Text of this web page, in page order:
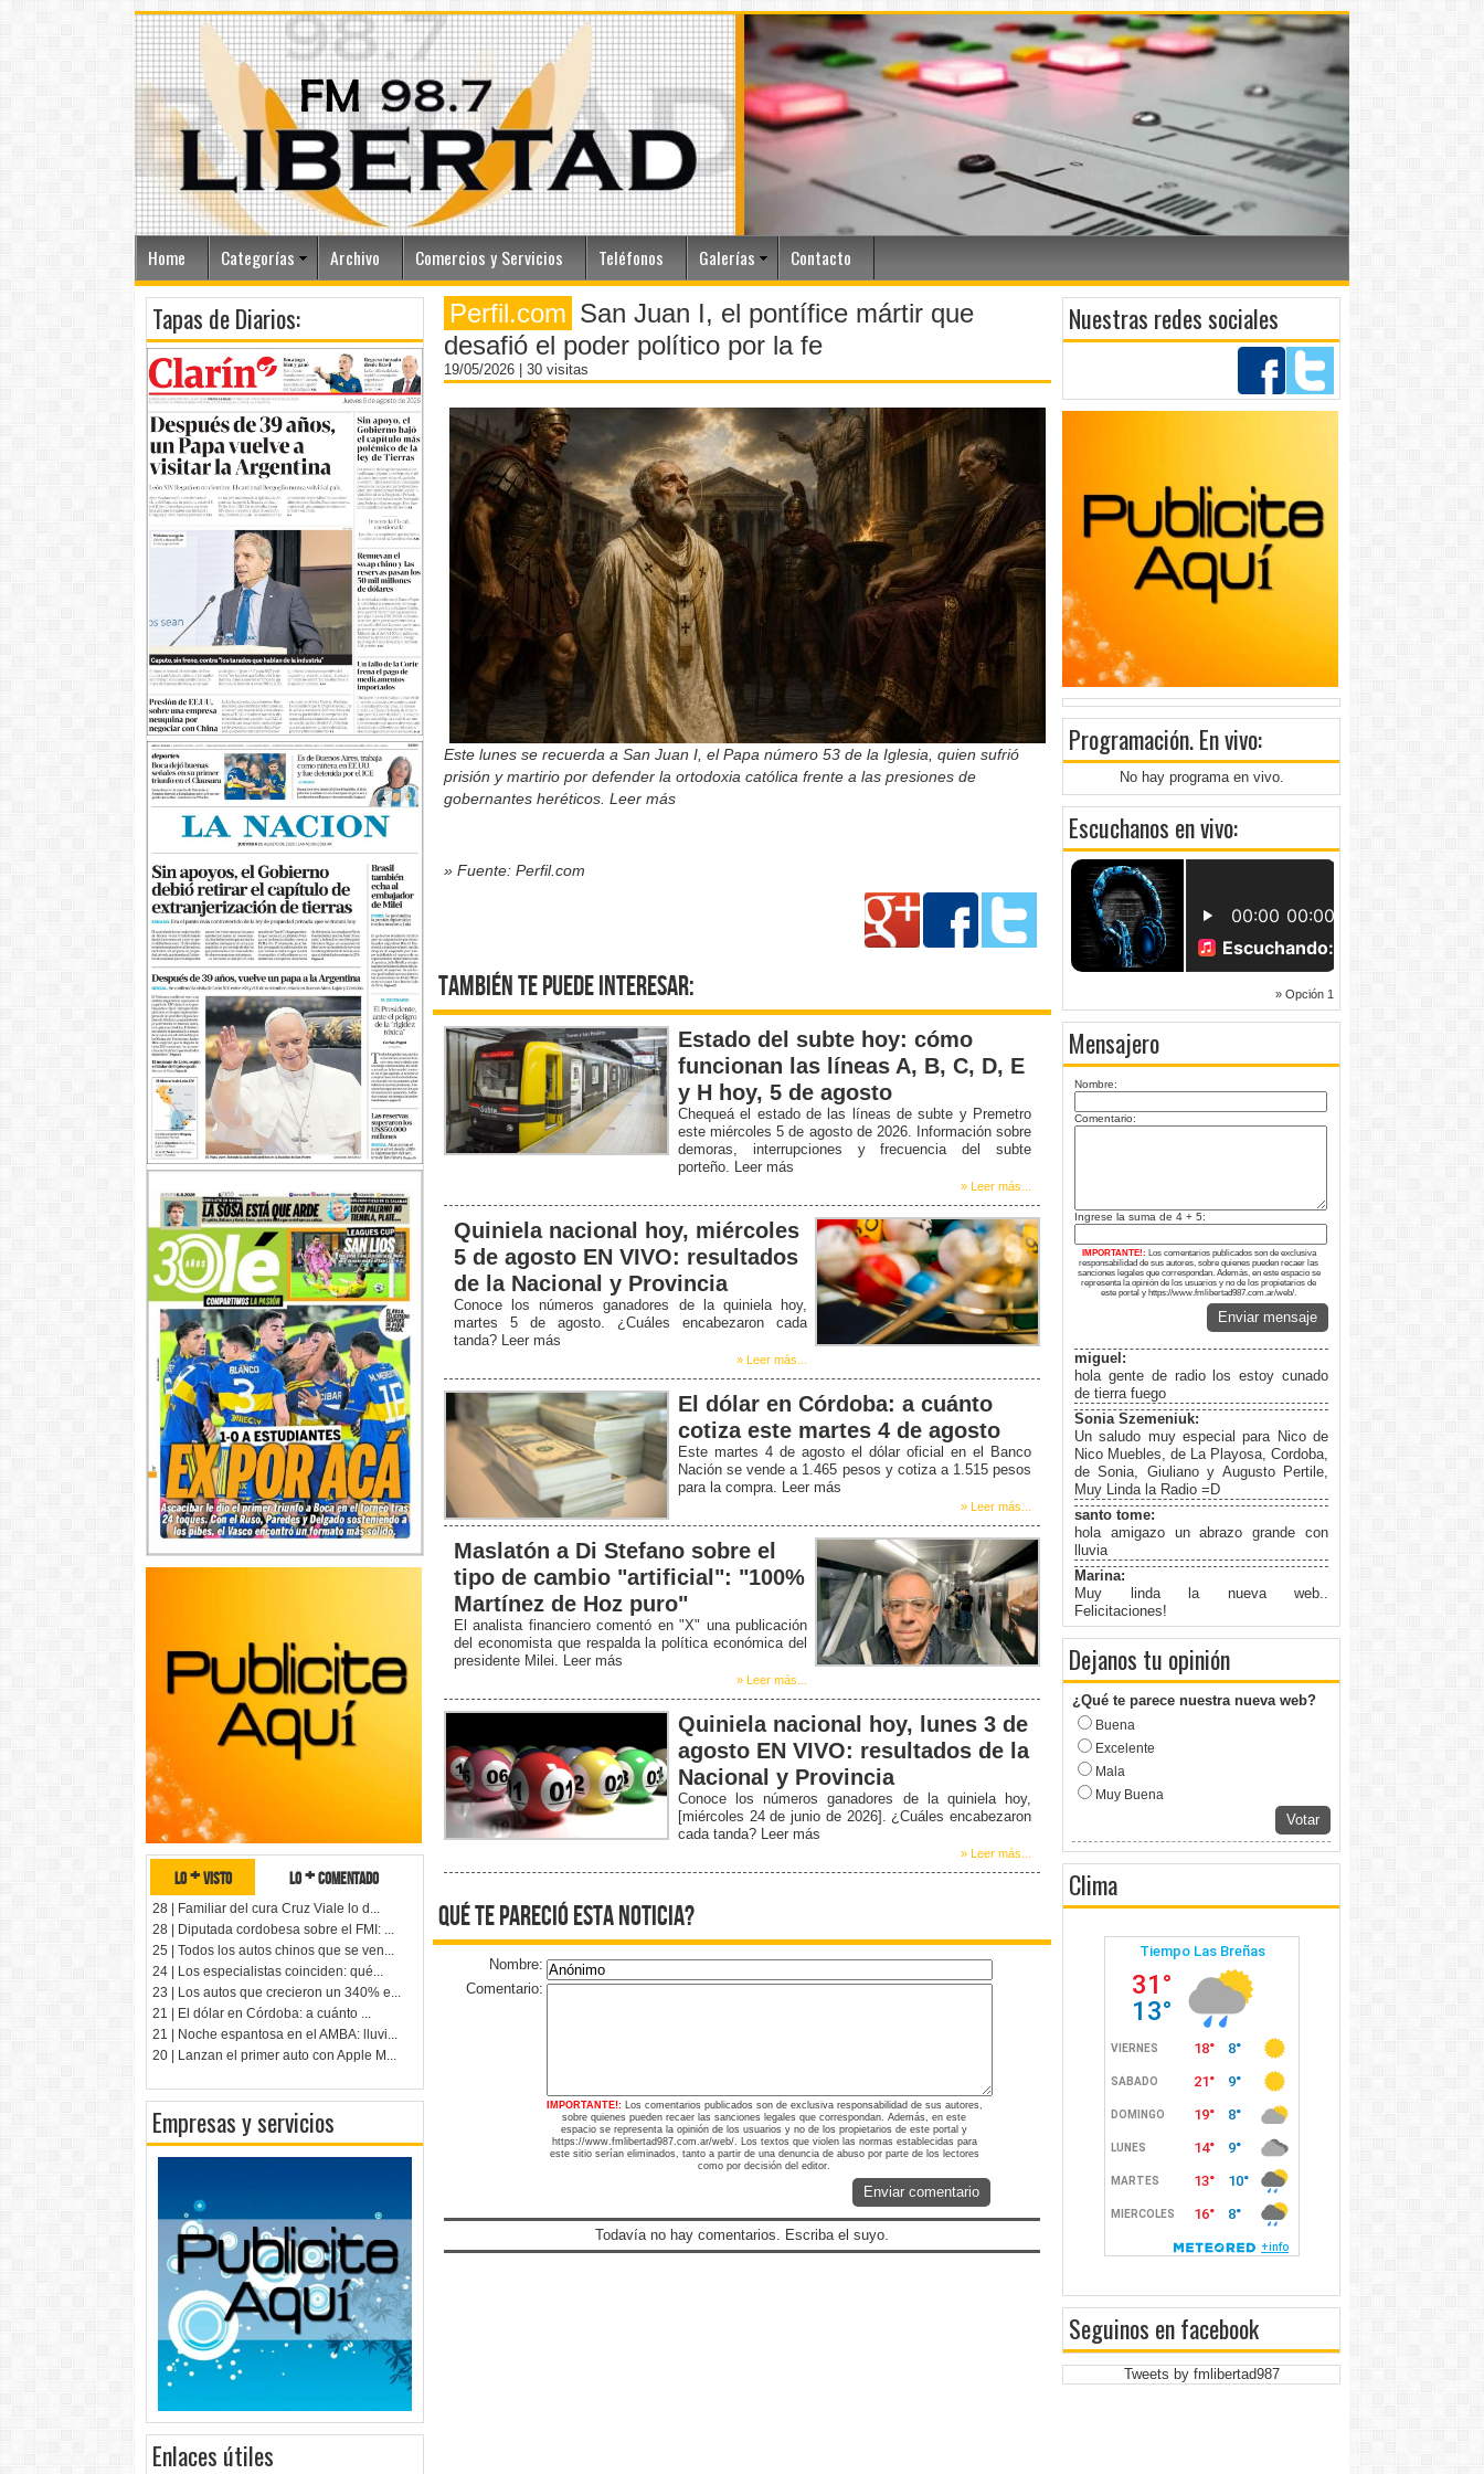
Home Categorías Archivo Comercios y Servicios Teléfonos Galerías Contacto
Tapas de Diarios:
lo + visto lo + comentado
28 | Familiar del cura Cruz Viale lo d...
28 | Diputada cordobesa sobre el FMI: ...
25 | Todos los autos chinos que se ven...
24 | Los especialistas coinciden: qué...
23 | Los autos que crecieron un 340% e...
21 | El dólar en Córdoba: a cuánto ...
21 | Noche espantosa en el AMBA: lluvi...
20 | Lanzan el primer auto con Apple M...
Empresas y servicios
Enlaces útiles
Perfil.com San Juan I, el pontífice mártir que
desafió el poder político por la fe
19/05/2026 | 30 visitas
Este lunes se recuerda a San Juan I, el Papa número 53 de la Iglesia, quien sufrió
prisión y martirio por defender la ortodoxia católica frente a las presiones de
gobernantes heréticos. Leer más
» Fuente: Perfil.com
También te puede interesar:
Estado del subte hoy: cómo
funcionan las líneas A, B, C, D, E
y H hoy, 5 de agosto
Chequeá el estado de las líneas de subte y Premetro
este miércoles 5 de agosto de 2026. Información sobre
demoras, interrupciones y frecuencia del subte
porteño. Leer más
» Leer más...
Quiniela nacional hoy, miércoles
5 de agosto EN VIVO: resultados
de la Nacional y Provincia
Conoce los números ganadores de la quiniela hoy,
martes 5 de agosto. ¿Cuáles encabezaron cada
tanda? Leer más
» Leer más...
El dólar en Córdoba: a cuánto
cotiza este martes 4 de agosto
Este martes 4 de agosto el dólar oficial en el Banco
Nación se vende a 1.465 pesos y cotiza a 1.515 pesos
para la compra. Leer más
» Leer más...
Maslatón a Di Stefano sobre el
tipo de cambio "artificial": "100%
Martínez de Hoz puro"
El analista financiero comentó en "X" una publicación
del economista que respalda la política económica del
presidente Milei. Leer más
» Leer más...
Quiniela nacional hoy, lunes 3 de
agosto EN VIVO: resultados de la
Nacional y Provincia
Conoce los números ganadores de la quiniela hoy,
[miércoles 24 de junio de 2026]. ¿Cuáles encabezaron
cada tanda? Leer más
» Leer más...
qué te pareció esta noticia?
Nombre:
Comentario:
IMPORTANTE!: Los comentarios publicados son de exclusiva responsabilidad de sus autores,
sobre quienes pueden recaer las sanciones legales que correspondan. Además, en este
espacio se representa la opinión de los usuarios y no de los propietarios de este portal y
https://www.fmlibertad987.com.ar/web/. Los textos que violen las normas establecidas para
este sitio serían eliminados, tanto a partir de una denuncia de abuso por parte de los lectores
como por decisión del editor.
Enviar comentario
Todavía no hay comentarios. Escriba el suyo.
Nuestras redes sociales
Programación. En vivo:
No hay programa en vivo.
Escuchanos en vivo:
» Opción 1
Mensajero
Nombre:
Comentario:
Ingrese la suma de 4 + 5:
IMPORTANTE!: Los comentarios publicados son de exclusiva
responsabilidad de sus autores, sobre quienes pueden recaer las
sanciones legales que correspondan. Además, en este espacio se
representa la opinión de los usuarios y no de los propietarios de
este portal y https://www.fmlibertad987.com.ar/web/.
Enviar mensaje
miguel:
hola gente de radio los estoy cunado
de tierra fuego
Sonia Szemeniuk:
Un saludo muy especial para Nico de
Nico Muebles, de La Playosa, Cordoba,
de Sonia, Giuliano y Augusto Pertile,
Muy Linda la Radio =D
santo tome:
hola amigazo un abrazo grande con
lluvia
Marina:
Muy linda la nueva web..
Felicitaciones!
Dejanos tu opinión
¿Qué te parece nuestra nueva web?
Buena
Excelente
Mala
Muy Buena
Votar
Clima
Seguinos en facebook
Tweets by fmlibertad987